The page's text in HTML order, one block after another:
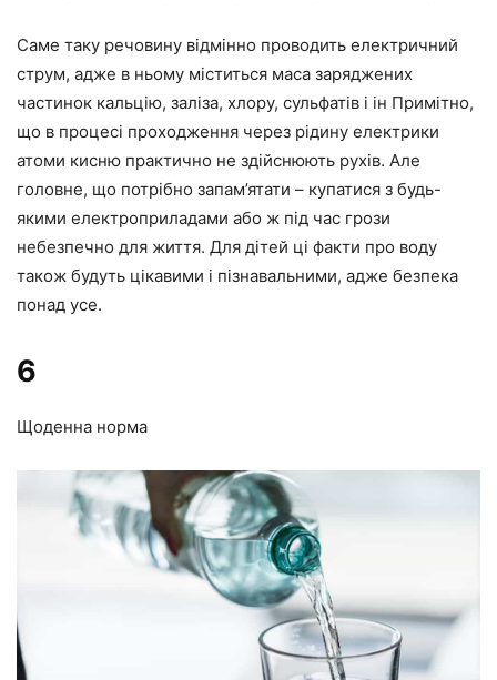
Саме таку речовину відмінно проводить електричний
струм, адже в ньому міститься маса заряджених
частинок кальцію, заліза, хлору, сульфатів і ін Примітно,
що в процесі проходження через рідину електрики
атоми кисню практично не здійснюють рухів. Але
головне, що потрібно запам’ятати – купатися з будь-
якими електроприладами або ж під час грози
небезпечно для життя. Для дітей ці факти про воду
також будуть цікавими і пізнавальними, адже безпека
понад усе.
6
Щоденна норма